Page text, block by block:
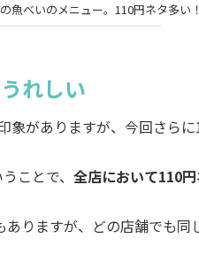
魚べいのメニュー。110円ネタ多い！
れしい
がありますが、今回さらに
ことで、 全店において110
りますが、どの店舗でも